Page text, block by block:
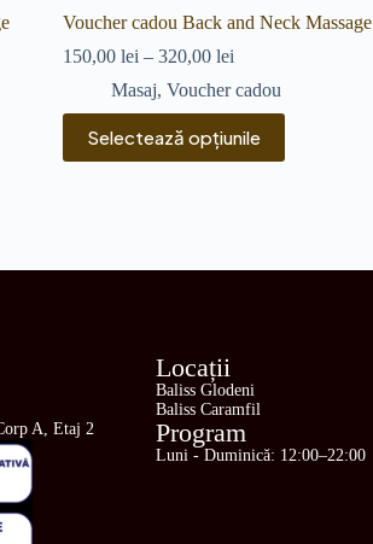
Voucher cadou Back and Neck Massage
150,00lei – 320,00lei
Masaj,Voucher cadou
Selectează opțiunile
A, Etaj 2
Locații
Baliss Glodeni
Baliss Caramfil
Program
Luni - Duminică: 12:00–22:00